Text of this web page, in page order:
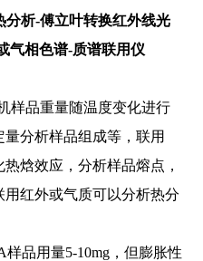
分析-傅立叶转换红外线光
气相色谱-质谱联用仪
样品重量随温度变化进行
分析样品组成等，联用
焓效应，分析样品熔点，
红外或气质可以分析热分
品用量5-10mg，但膨胀性